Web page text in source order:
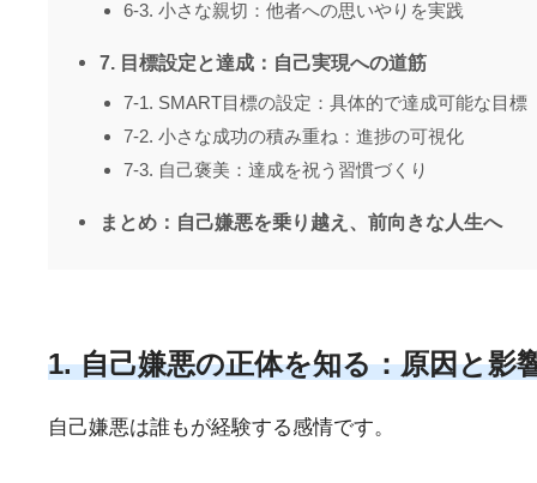
6-3. 小さな親切：他者への思いやりを実践
7. 目標設定と達成：自己実現への道筋
7-1. SMART目標の設定：具体的で達成可能な目標
7-2. 小さな成功の積み重ね：進捗の可視化
7-3. 自己褒美：達成を祝う習慣づくり
まとめ：自己嫌悪を乗り越え、前向きな人生へ
1. 自己嫌悪の正体を知る：原因と影
自己嫌悪は誰もが経験する感情です。